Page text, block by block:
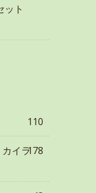
ト
110
イラ178